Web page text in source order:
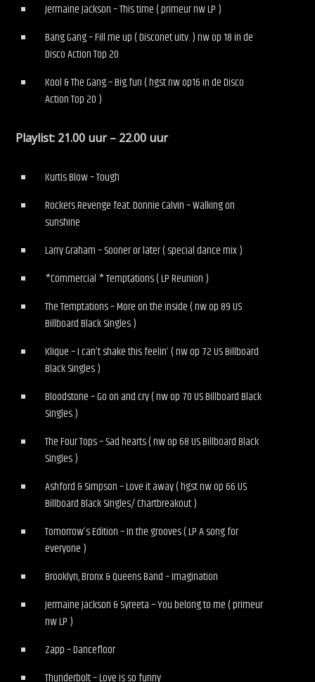
Jermaine Jackson – This time ( primeur nw LP )
Bang Gang – Fill me up ( Disconet uitv. ) nw op 18 in de
Disco Action Top 20
Kool & The Gang – Big fun ( hgst nw op16 in de Disco
Action Top 20 )
Playlist: 21.00 uur – 22.00 uur
Kurtis Blow – Tough
Rockers Revenge feat. Donnie Calvin – Walking on
sunshine
Larry Graham – Sooner or later ( special dance mix )
*Commercial * Temptations ( LP Reunion )
The Temptations – More on the inside ( nw op 89 US
Billboard Black Singles )
Klique – I can’t shake this feelin’ ( nw op 72 US Billboard
Black Singles )
Bloodstone – Go on and cry ( nw op 70 US Billboard Black
Singles )
The Four Tops – Sad hearts ( nw op 68 US Billboard Black
Singles )
Ashford & Simpson – Love it away ( hgst nw op 66 US
Billboard Black Singles/ Chartbreakout )
Tomorrow’s Edition – In the grooves ( LP A song for
everyone )
Brooklyn, Bronx & Queens Band – Imagination
Jermaine Jackson & Syreeta – You belong to me ( primeur
nw LP )
Zapp – Dancefloor
Thunderbolt – Love is so funny